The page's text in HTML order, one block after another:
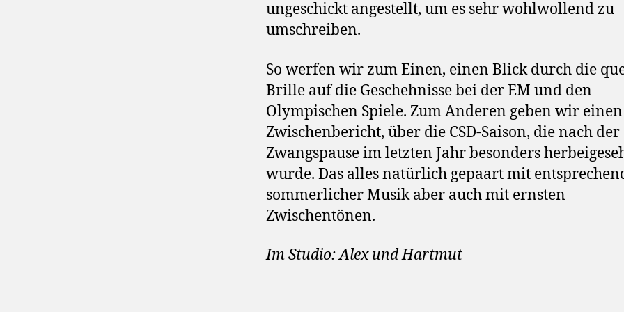
ungeschickt angestellt, um es sehr wohlwollend zu
umschreiben.
So werfen wir zum Einen, einen Blick durch die
Brille auf die Geschehnisse bei der EM und den
Olympischen Spiele. Zum Anderen geben wir einen
Zwischenbericht, über die CSD-Saison, die nach der
Zwangspause im letzten Jahr besonders
wurde. Das alles natürlich gepaart mit
sommerlicher Musik aber auch mit ernsten
Zwischentönen.
Im Studio: Alex und Hartmut